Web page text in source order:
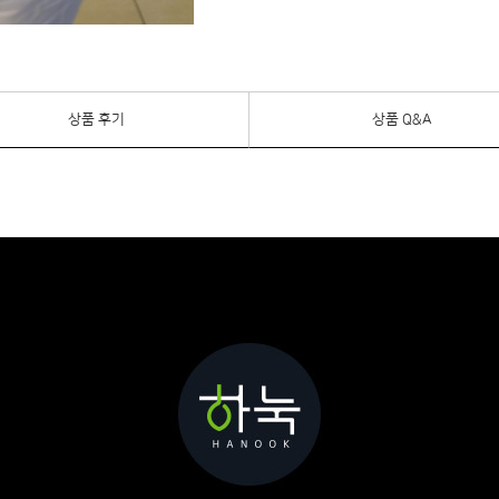
상품 후기 상품 Q&A